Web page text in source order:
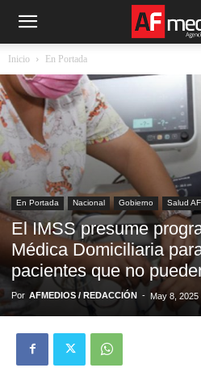
Inicio En Portada
En Portada Nacional Gobierno Salud AF
El IMSS presume
Médica Domiciliaria
pacientes que no
Por AFMEDIOS / REDACCIÓN - May 8, 2025